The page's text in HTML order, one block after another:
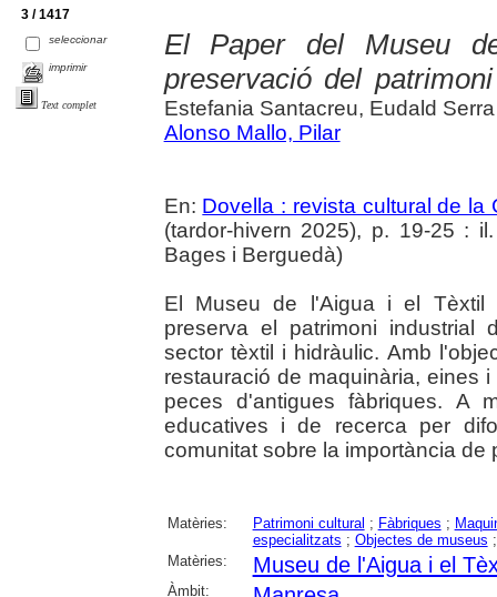
3 / 1417
seleccionar
imprimir
Text complet
El Paper del Museu
preservació del
Estefania Santacreu, Eudald Serra
Alonso Mallo, Pilar
En: Dovella : revista cultural de la
(tardor-hivern 2025), p. 19-25 :
Bages i Berguedà)
El Museu de l'Aigua i el Tèxtil
preserva el patrimoni industrial
sector tèxtil i hidràulic. Amb
restauració de maquinària, eines
peces d'antigues fàbriques. A
educatives i de recerca per
comunitat sobre la importància de
Matèries: Patrimoni cultural ; Fàbriques ;
especialitzats ; Objectes de museus
Matèries:
Museu de l'Aigua i el
Àmbit: